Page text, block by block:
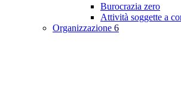
Burocrazia zero
Attività soggette a
Organizzazione 6